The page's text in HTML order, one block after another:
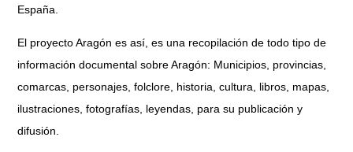
España.
El proyecto Aragón es así, es una recopilación de todo tipo de
información documental sobre Aragón: Municipios, provincias,
comarcas, personajes, folclore, historia, cultura, libros, mapas,
ilustraciones, fotografías, leyendas, para su publicación y
difusión.